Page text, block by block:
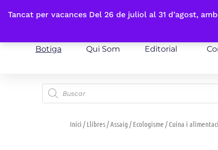
Tancat per vacances Del 26 de juliol al 31 d’agost,
Fes-te'n sòcia
Botiga Qui Som Editorial
Inici /Llibres/Assaig /Ecologisme /Cuina i